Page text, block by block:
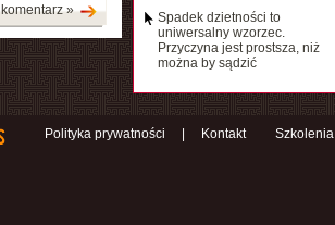
»
Spadek dzietności to
uniwersalny wzorzec.
Przyczyna jest prostsza, niż
można by sądzić
Polityka prywatności Kontakt Szkolenia